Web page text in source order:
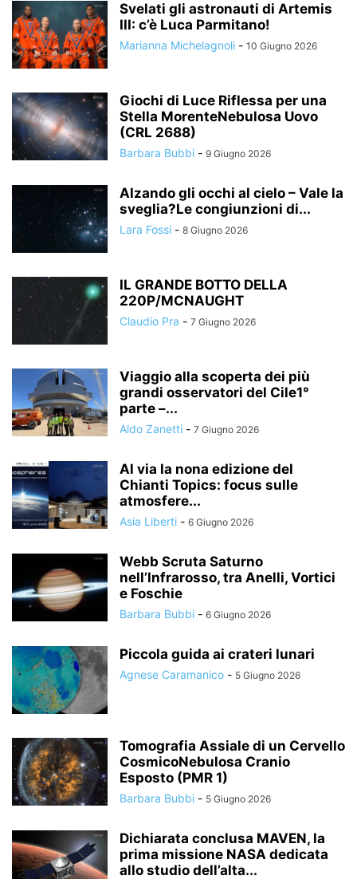
Svelati gli astronauti di Artemis
III: c’è Luca Parmitano!
Marianna Michelagnoli - 10 Giugno 2026
Giochi di Luce Riflessa per una
Stella MorenteNebulosa Uovo
(CRL 2688)
Barbara Bubbi - 9 Giugno 2026
Alzando gli occhi al cielo – Vale la
sveglia?Le congiunzioni di...
Lara Fossi - 8 Giugno 2026
IL GRANDE BOTTO DELLA
220P/MCNAUGHT
Claudio Pra - 7 Giugno 2026
Viaggio alla scoperta dei più
grandi osservatori del Cile1°
parte –...
Aldo Zanetti - 7 Giugno 2026
Al via la nona edizione del
Chianti Topics: focus sulle
atmosfere...
Asia Liberti - 6 Giugno 2026
Webb Scruta Saturno
nell’Infrarosso, tra Anelli, Vortici
e Foschie
Barbara Bubbi - 6 Giugno 2026
Piccola guida ai crateri lunari
Agnese Caramanico - 5 Giugno 2026
Tomografia Assiale di un Cervello
CosmicoNebulosa Cranio
Esposto (PMR 1)
Barbara Bubbi - 5 Giugno 2026
Dichiarata conclusa MAVEN, la
prima missione NASA dedicata
allo studio dell’alta...